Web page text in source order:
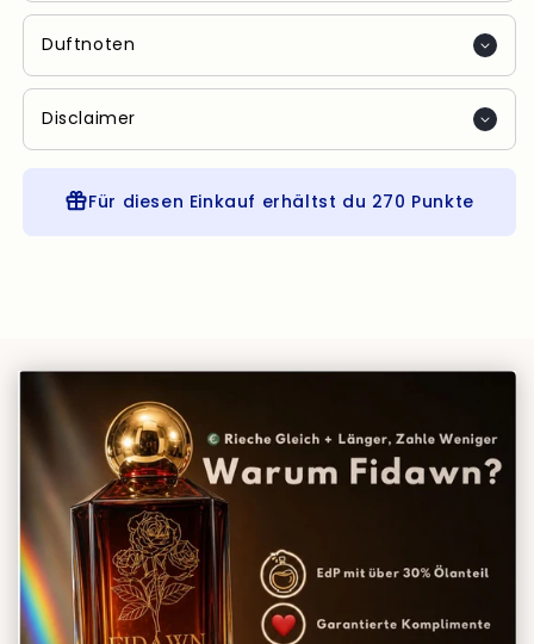
Duftnoten
Disclaimer
Für diesen Einkauf erhältst du 270 Punkte